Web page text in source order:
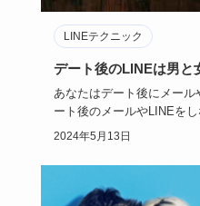
LINEテクニック
デート後のLINEは男と
あなたはデート後にメー
ート後のメールやLINEを
手から…
2024年5月13日